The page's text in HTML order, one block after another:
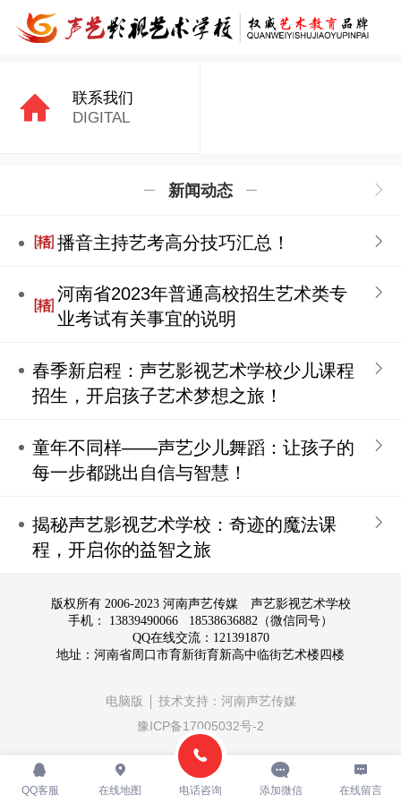
联系我们
DIGITAL
新闻动态
播音主持艺考高分技巧汇总！
河南省2023年普通高校招生艺术类专
业考试有关事宜的说明
春季新启程：声艺影视艺术学校少儿课程
招生，开启孩子艺术梦想之旅！
童年不同样——声艺少儿舞蹈：让孩子的
每一步都跳出自信与智慧！
揭秘声艺影视艺术学校：奇迹的魔法课
程，开启你的益智之旅
版权所有 2006-2023 河南声艺传媒 声艺影视艺术学校
手机： 13839490066 18538636882（微信同号）
QQ在线交流：121391870
地址：河南省周口市育新街育新高中临街艺术楼四楼
电脑版 技术支持： 河南声艺传媒
豫ICP备17005032号-2
QQ客服 在线地图 电话咨询 添加微信 在线留言